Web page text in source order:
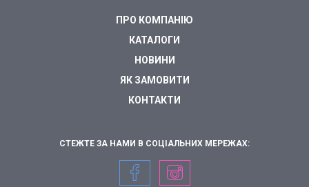
ПРО КОМПАНІЮ
КАТАЛОГИ
НОВИНИ
ЯК ЗАМОВИТИ
КОНТАКТИ
СТЕЖТЕ ЗА НАМИ В СОЦІАЛЬНИХ МЕРЕЖАХ: